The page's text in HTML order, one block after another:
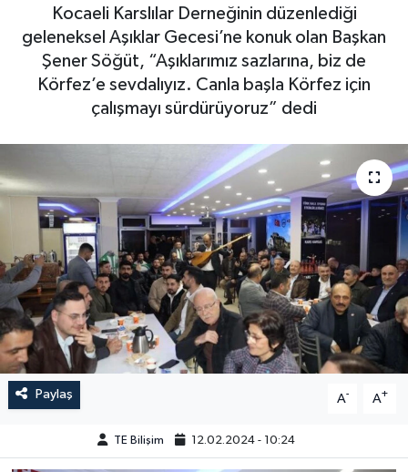
Kocaeli Karslılar Derneğinin düzenlediği
geleneksel Aşıklar Gecesi’ne konuk olan Başkan
Şener Söğüt, “Aşıklarımız sazlarına, biz de
Körfez’e sevdalıyız. Canla başla Körfez için
çalışmayı sürdürüyoruz” dedi
Paylaş A- A+
TE Bilişim 12.02.2024 - 10:24
Haber Arşivi